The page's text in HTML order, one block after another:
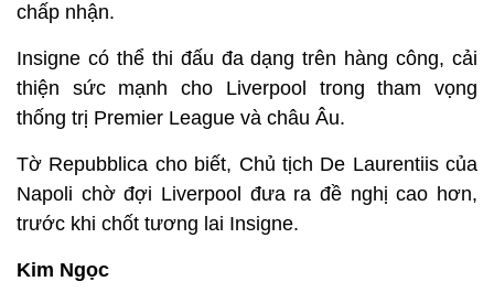
chấp nhận.
Insigne có thể thi đấu đa dạng trên hàng công, cải
thiện sức mạnh cho Liverpool trong tham vọng
thống trị Premier League và châu Âu.
Tờ Repubblica cho biết, Chủ tịch De Laurentiis của
Napoli chờ đợi Liverpool đưa ra đề nghị cao hơn,
trước khi chốt tương lai Insigne.
Kim Ngọc